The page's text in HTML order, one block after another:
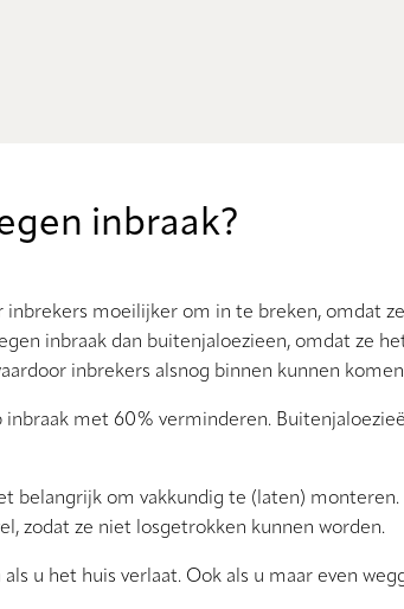
inbraak?
inbrekers moeilijker om in te breken, omdat
inbraak dan buitenjaloezieen, omdat ze
inbrekers alsnog binnen kunnen
inbraak met 60% verminderen.
belangrijk om vakkundig te (laten) monteren.
zodat ze niet losgetrokken kunnen worden.
u het huis verlaat. Ook als u maar even